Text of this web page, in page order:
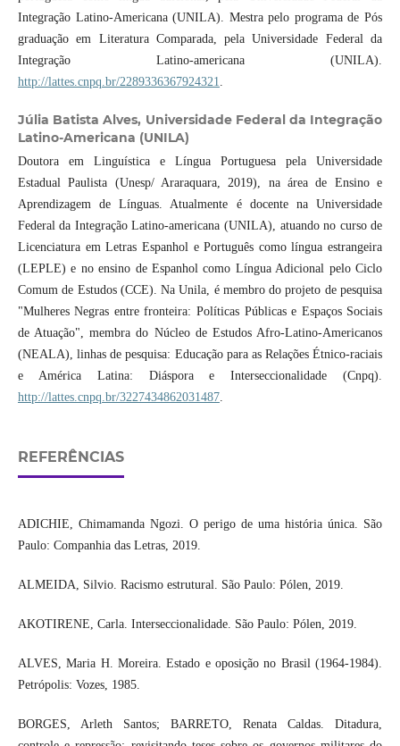
Integração Latino-Americana (UNILA). Mestra pelo programa de Pós
graduação em Literatura Comparada, pela Universidade Federal da
Integração Latino-americana (UNILA).
http://lattes.cnpq.br/2289336367924321
Júlia Batista Alves, Universidade Federal da Integração
Latino-Americana (UNILA)
Doutora em Linguística e Língua Portuguesa pela Universidade
Estadual Paulista (Unesp/ Araraquara, 2019), na área de Ensino e
Aprendizagem de Línguas. Atualmente é docente na Universidade
Federal da Integração Latino-americana (UNILA), atuando no curso de
Licenciatura em Letras Espanhol e Português como língua estrangeira
(LEPLE) e no ensino de Espanhol como Língua Adicional pelo Ciclo
Comum de Estudos (CCE). Na Unila, é membro do projeto de pesquisa
"Mulheres Negras entre fronteira: Políticas Públicas e Espaços Sociais
de Atuação", membra do Núcleo de Estudos Afro-Latino-Americanos
(NEALA), linhas de pesquisa: Educação para as Relações Étnico-raciais
e América Latina: Diáspora e Interseccionalidade (Cnpq).
http://lattes.cnpq.br/3227434862031487.
REFERÊNCIAS
ADICHIE, Chimamanda Ngozi. O perigo de uma história única. São
Paulo: Companhia das Letras, 2019.
ALMEIDA, Silvio. Racismo estrutural. São Paulo: Pólen, 2019.
AKOTIRENE, Carla. Interseccionalidade. São Paulo: Pólen, 2019.
ALVES, Maria H. Moreira. Estado e oposição no Brasil (1964-1984).
Petrópolis: Vozes, 1985.
BORGES, Arleth Santos; BARRETO, Renata Caldas. Ditadura,